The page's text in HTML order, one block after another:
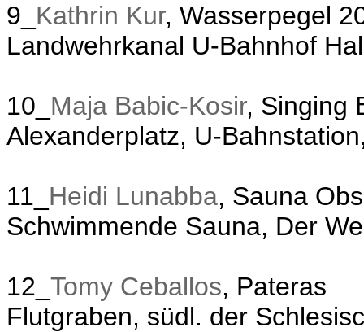
9_ Kathrin Kur, Wasserpegel
Landwehrkanal U-Bahnhof
10_ Maja Babic-Kosir, Singing
Alexanderplatz, U-
11_ Heidi Lunabba, Sauna
Schwimmende Sauna, Der
12_ Tomy Ceballos, Pateras
Flutgraben, südl. der